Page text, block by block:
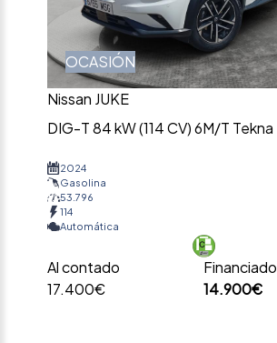
OCASIÓN
Nissan JUKE
DIG-T 84 kW (114 CV) 6M/T Tekna
2024
Gasolina
53.796
114
Automática
Al contado
17.400€
Financiado
14.900€